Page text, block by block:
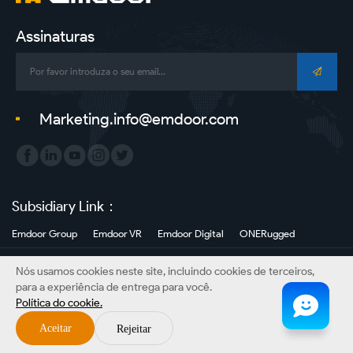
Fabricante-
Embdoor-
Tablet
Robusto
PCs
Painel
Laptop
Robusto
Fabricante
Assinaturas
Marketing.info@emdoor.com
Subsidiary Link：
Emdoor Group Emdoor VR Emdoor Digital ONERugged
Direitos autorais©Emdoor Information Co., Ltd. Todos os direitos reservados.
Aviso Legal
Nós usamos cookies neste site, incluindo cookies de terceiros,
para a experiência de entrega para você.
Política do cookie.
Aceitar Rejeitar